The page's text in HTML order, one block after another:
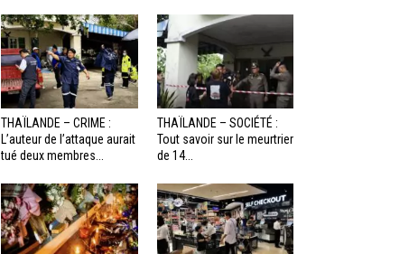
THAÏLANDE – CRIME :
L’auteur de l’attaque aurait
tué deux membres...
THAÏLANDE – SOCIÉTÉ :
Tout savoir sur le meurtrier
de 14...